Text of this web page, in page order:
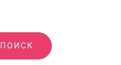
ПОИСК